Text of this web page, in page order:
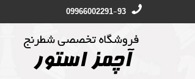
09966002291-93